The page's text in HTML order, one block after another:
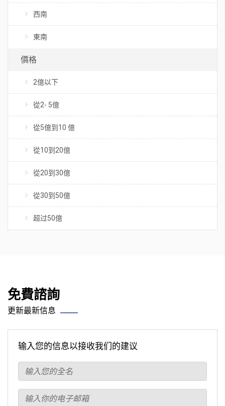
西南
東南
價格
2億以下
從2- 5億
從5億到10 億
從10到20億
從20到30億
從30到50億
超过50億
免費諮詢
更新最新信息
输入您的信息以接收我们的建议